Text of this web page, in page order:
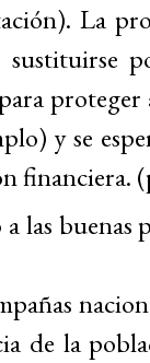
La
sustituirse
y se
financiera.
las buenas
de la